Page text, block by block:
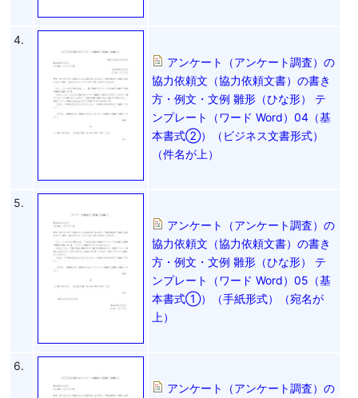
4.
アンケート（アンケート調査）の
協力依頼文（協力依頼文書）の書き
方・例文・文例 雛形（ひな形） テ
ンプレート（ワード Word）04（基
本書式②）（ビジネス文書形式）
（件名が上）
5.
アンケート（アンケート調査）の
協力依頼文（協力依頼文書）の書き
方・例文・文例 雛形（ひな形） テ
ンプレート（ワード Word）05（基
本書式①）（手紙形式）（宛名が
上）
6.
アンケート（アンケート調査）の